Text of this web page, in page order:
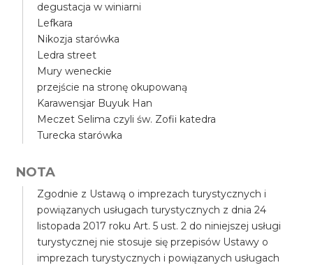
degustacja w winiarni
Lefkara
Nikozja starówka
Ledra street
Mury weneckie
przejście na stronę okupowaną
Karawensjar Buyuk Han
Meczet Selima czyli św. Zofii katedra
Turecka starówka
NOTA
Zgodnie z Ustawą o imprezach turystycznych i
powiązanych usługach turystycznych z dnia 24
listopada 2017 roku Art. 5 ust. 2 do niniejszej usługi
turystycznej nie stosuje się przepisów Ustawy o
imprezach turystycznych i powiązanych usługach